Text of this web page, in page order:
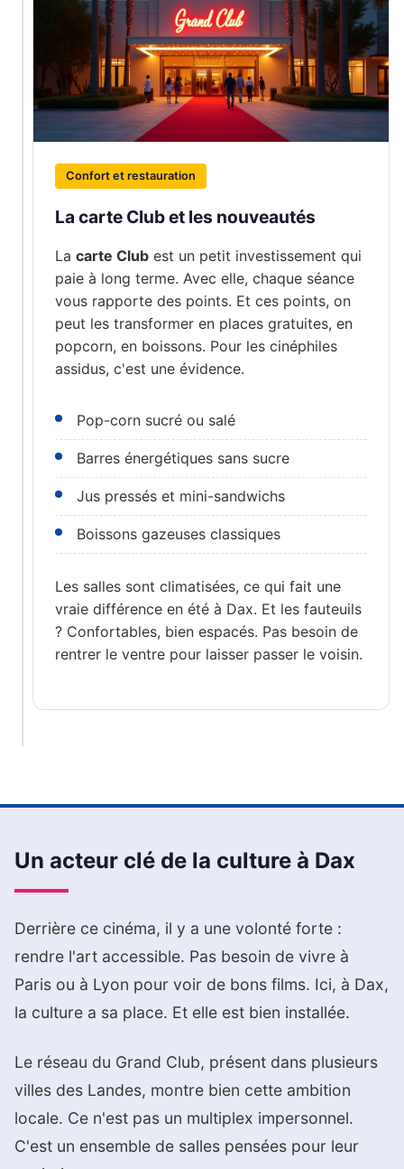
Confort et restauration
La carte Club et les nouveautés
La carte Club est un petit investissement qui
paie à long terme. Avec elle, chaque séance
vous rapporte des points. Et ces points, on
peut les transformer en places gratuites, en
popcorn, en boissons. Pour les cinéphiles
assidus, c'est une évidence.
Pop-corn sucré ou salé
Barres énergétiques sans sucre
Jus pressés et mini-sandwichs
Boissons gazeuses classiques
Les salles sont climatisées, ce qui fait une
vraie différence en été à Dax. Et les fauteuils
? Confortables, bien espacés. Pas besoin de
rentrer le ventre pour laisser passer le voisin.
Un acteur clé de la culture à Dax
Derrière ce cinéma, il y a une volonté forte :
rendre l'art accessible. Pas besoin de vivre à
Paris ou à Lyon pour voir de bons films. Ici, à Dax,
la culture a sa place. Et elle est bien installée.
Le réseau du Grand Club, présent dans plusieurs
villes des Landes, montre bien cette ambition
locale. Ce n'est pas un multiplex impersonnel.
C'est un ensemble de salles pensées pour leur